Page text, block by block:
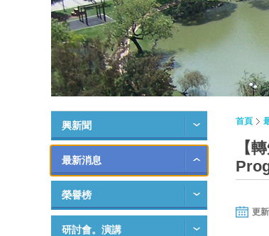
興新聞
最新消息
榮譽榜
研討會。演講
首頁
【
更